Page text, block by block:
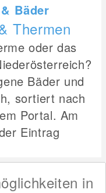
Bäder
Thermen
oder das
Bäder und
sortiert nach
Portal. Am
Eintrag
in